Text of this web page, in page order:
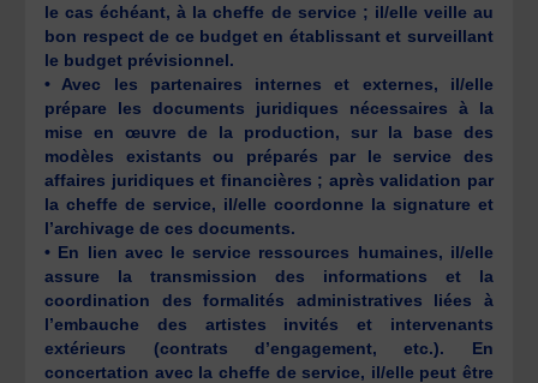
le cas échéant, à la cheffe de service ; il/elle veille au
bon respect de ce budget en établissant et surveillant
le budget prévisionnel.
• Avec les partenaires internes et externes, il/elle
prépare les documents juridiques nécessaires à la
mise en œuvre de la production, sur la base des
modèles existants ou préparés par le service des
affaires juridiques et financières ; après validation par
la cheffe de service, il/elle coordonne la signature et
l’archivage de ces documents.
• En lien avec le service ressources humaines, il/elle
assure la transmission des informations et la
coordination des formalités administratives liées à
l’embauche des artistes invités et intervenants
extérieurs (contrats d’engagement, etc.). En
concertation avec la cheffe de service, il/elle peut être